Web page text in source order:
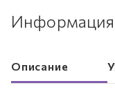
Информация
Описание